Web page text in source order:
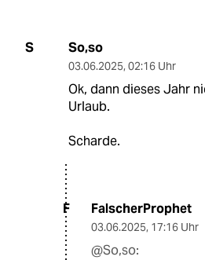
S So,so
03.06.2025, 02:16 Uhr
Ok, dann dieses Jahr
Urlaub.
Scharde.
F FalscherProphet
03.06.2025, 17:16 Uhr
@So,so: